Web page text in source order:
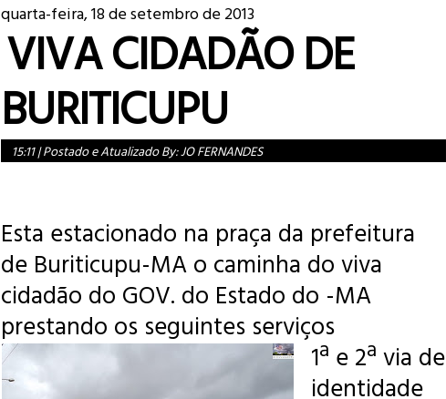
quarta-feira, 18 de setembro de 2013
VIVA CIDADÃO DE
BURITICUPU
15:11|Postado e Atualizado By:JO FERNANDES
Esta estacionado na praça da prefeitura
de Buriticupu-MA o caminha do viva
cidadão do GOV. do Estado do -MA
prestando os seguintes serviços
1ª e 2ª via de
identidade